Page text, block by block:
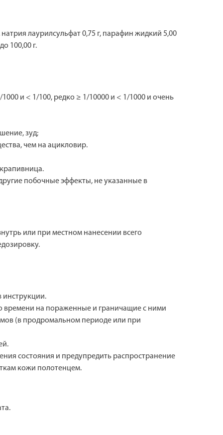
лаурилсульфат 0,75 г, парафин жидкий 5,00
100,00 г.
и < 1/100, редко ≥ 1/10000 и < 1/1000 и очень
зуд;
чем на ацикловир.
побочные эффекты, не указанные в
или при местном нанесении всего
инструкции.
времени на пораженные и граничащие с ними
(в продромальном периоде или при
состояния и предупредить распространение
кожи полотенцем.